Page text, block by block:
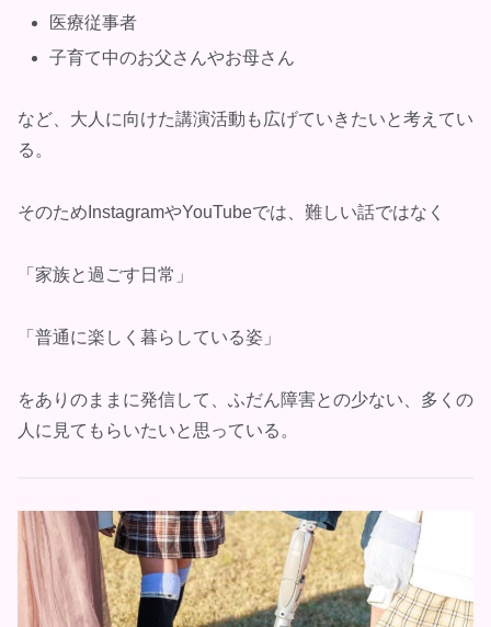
医療従事者
子育て中のお父さんやお母さん
など、大人に向けた講演活動も広げていきたいと考えてい
る。
そのためInstagramやYouTubeでは、難しい話ではなく
「家族と過ごす日常」
「普通に楽しく暮らしている姿」
をありのままに発信して、ふだん障害との少ない、多くの
人に見てもらいたいと思っている。